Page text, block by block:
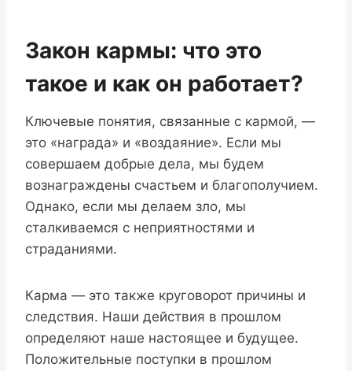
Закон кармы: что это
такое и как он работает?
Ключевые понятия, связанные с кармой, —
это «награда» и «воздаяние». Если мы
совершаем добрые дела, мы будем
вознаграждены счастьем и благополучием.
Однако, если мы делаем зло, мы
сталкиваемся с неприятностями и
страданиями.
Карма — это также круговорот причины и
следствия. Наши действия в прошлом
определяют наше настоящее и будущее.
Положительные поступки в прошлом